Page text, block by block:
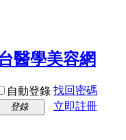
自動登錄 找回密碼
登錄
立即註冊